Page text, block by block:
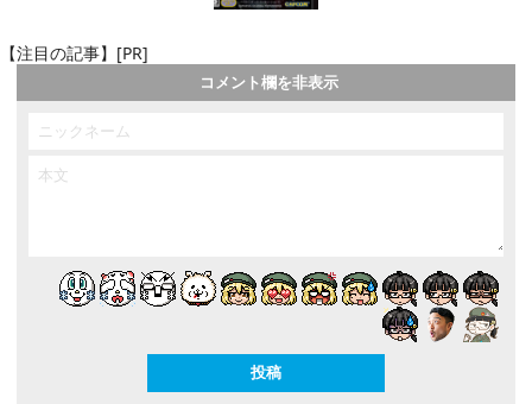
【注目の記事】[PR]
コメント欄を非表示